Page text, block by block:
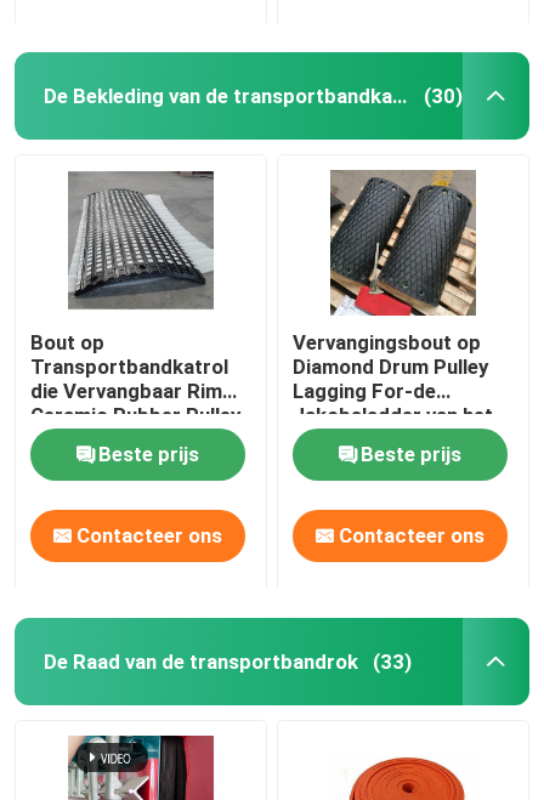
De Bekleding van de transportbandkatrol (30)
Bout op
Transportbandkatrol
die Vervangbaar Rim
Ceramic Rubber Pulley
Lagging achterblijven
Beste prijs
Contacteer ons
Vervangingsbout op
Diamond Drum Pulley
Lagging For-de
Jakobsladder van het
Ovenvoer
Beste prijs
Contacteer ons
De Raad van de transportbandrok (33)